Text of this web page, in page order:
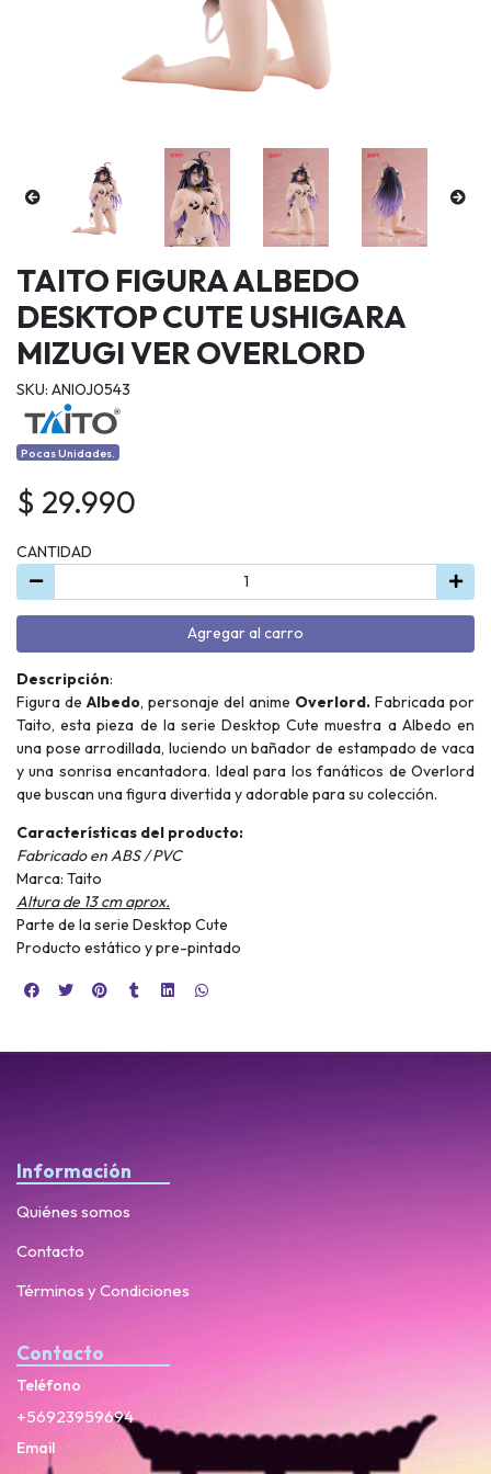
TAITO FIGURA ALBEDO
DESKTOP CUTE USHIGARA
MIZUGI VER OVERLORD
SKU: ANIOJ0543
Pocas Unidades.
$ 29.990
CANTIDAD
Agregar al carro
Descripción:
Figura de Albedo, personaje del anime Overlord. Fabricada por
Taito, esta pieza de la serie Desktop Cute muestra a Albedo en
una pose arrodillada, luciendo un bañador de estampado de vaca
y una sonrisa encantadora. Ideal para los fanáticos de Overlord
que buscan una figura divertida y adorable para su colección.
Características del producto:
Fabricado en ABS / PVC
Marca: Taito
Altura de 13 cm aprox.
Parte de la serie Desktop Cute
Producto estático y pre-pintado
Información
Quiénes somos
Contacto
Términos y Condiciones
Contacto
Teléfono
+56923959694
Email